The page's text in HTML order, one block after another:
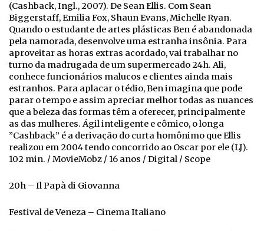
(Cashback, Ingl., 2007). De Sean Ellis. Com Sean
Biggerstaff, Emilia Fox, Shaun Evans, Michelle Ryan.
Quando o estudante de artes plásticas Ben é abandonada
pela namorada, desenvolve uma estranha insônia. Para
aproveitar as horas extras acordado, vai trabalhar no
turno da madrugada de um supermercado 24h. Ali,
conhece funcionários malucos e clientes ainda mais
estranhos. Para aplacar o tédio, Ben imagina que pode
parar o tempo e assim apreciar melhor todas as nuances
que a beleza das formas têm a oferecer, principalmente
as das mulheres. Ágil inteligente e cômico, o longa
”Cashback” é a derivação do curta homônimo que Ellis
realizou em 2004 tendo concorrido ao Oscar por ele (LJ).
102 min. / MovieMobz / 16 anos / Digital / Scope
20h – Il Papà di Giovanna
Festival de Veneza – Cinema Italiano